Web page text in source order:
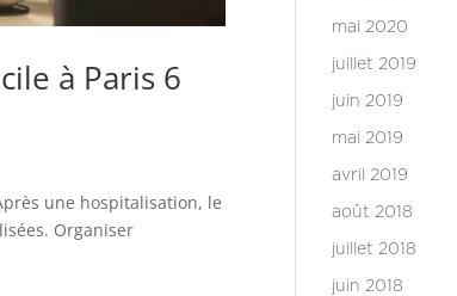
à Paris 6
une hospitalisation, le
Organiser
mai 2020
juillet 2019
juin 2019
mai 2019
avril 2019
août 2018
juillet 2018
juin 2018